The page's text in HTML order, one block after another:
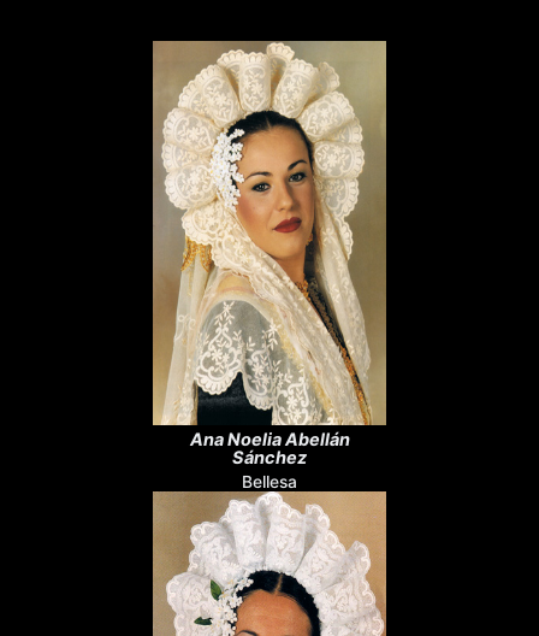
Ana Noelia Abellán
Sánchez
Bellesa